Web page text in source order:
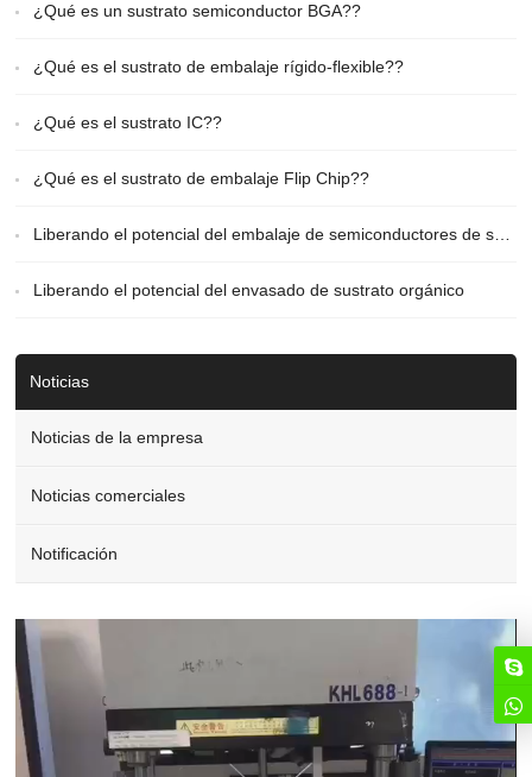
¿Qué es un sustrato semiconductor BGA??
¿Qué es el sustrato de embalaje rígido-flexible??
¿Qué es el sustrato IC??
¿Qué es el sustrato de embalaje Flip Chip??
Liberando el potencial del embalaje de semiconductores de sustrato
Liberando el potencial del envasado de sustrato orgánico
Noticias
Noticias de la empresa
Noticias comerciales
Notificación
Video
Player